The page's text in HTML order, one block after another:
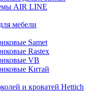
AIR LINE
мебели
Samet
Rastex
VB
Китай
и кроватей Hettich